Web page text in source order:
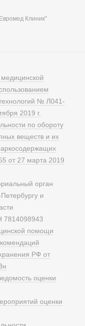
Клиник"
№ Л041-
2019 г.
по обороту
веществ и их
от 27 марта 2019
орган
и
помощи
РФ от
оценки
оценки